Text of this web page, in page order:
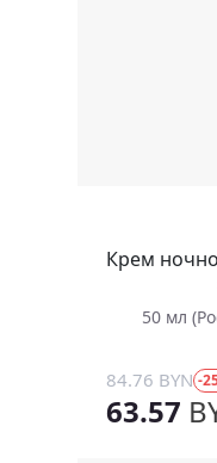
Крем
50 мл
84.76 BYN -
63.57